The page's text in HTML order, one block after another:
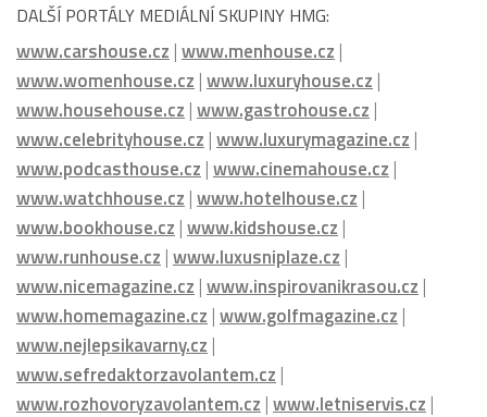
DALŠÍ PORTÁLY MEDIÁLNÍ SKUPINY HMG:
www.carshouse.cz |www.menhouse.cz |
www.womenhouse.cz |www.luxuryhouse.cz |
www.househouse.cz |www.gastrohouse.cz |
www.celebrityhouse.cz |www.luxurymagazine.cz |
www.podcasthouse.cz |www.cinemahouse.cz |
www.watchhouse.cz |www.hotelhouse.cz |
www.bookhouse.cz |www.kidshouse.cz |
www.runhouse.cz |www.luxusniplaze.cz |
www.nicemagazine.cz |www.inspirovanikrasou.cz |
www.homemagazine.cz |www.golfmagazine.cz |
www.nejlepsikavarny.cz |
www.sefredaktorzavolantem.cz |
www.rozhovoryzavolantem.cz |www.letniservis.cz |